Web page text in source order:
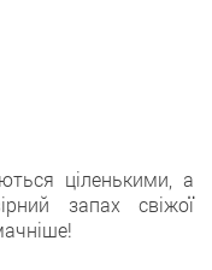
ціленькими, а
запах свіжої